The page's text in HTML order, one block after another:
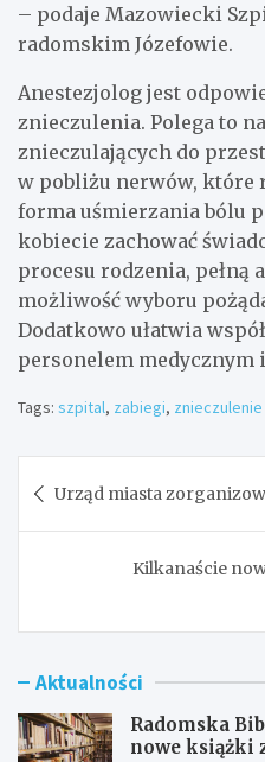
– podaje Mazowiecki
radomskim Józefowie.
Anestezjolog jest
znieczulenia. Polega to
znieczulających do
w pobliżu nerwów, które
forma uśmierzania bólu
kobiecie zachować
procesu rodzenia, pełną
możliwość wyboru
Dodatkowo ułatwia
personelem medycznym
Tags: szpital, zabiegi, znieczulenie
wpisu
Urząd miasta
Kilkanaście
Aktualności
Radomska
nowe książki